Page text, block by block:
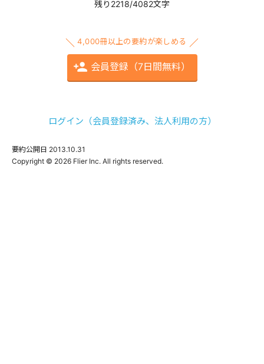
残り2218/4082文字
4,000冊以上の要約が楽しめる
会員登録（7日間無料）
ログイン（会員登録済み、法人利用の方）
要約公開日 2013.10.31